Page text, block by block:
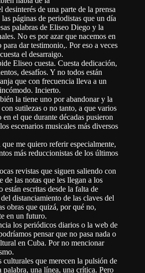
de una parte de la prensa
páginas de periodistas que un día
palabras de Eliseo Diego y la
No es por azar que nacemos en
dar testimonio,. Por eso a veces
el desarraigo.
Eliseo cuesta. Cuesta dedicación,
desafíos. Y no todos están
que con frecuencia lleva a un
Incierto.
la tiene uno por abandonar y la
sutilezas o no tanto, a que varios
el que durante décadas pusieron
escenarios musicales más diversos
me quiero referir especialmente,
más reduccionistas de los últimos
revistas que siguen saliendo con
de las notas que les llegan a los
están escritas desde la falta de
distanciamiento de las claves del
obras que quizá, por qué no,
en un futuro.
los periódicos diarios o la web de
pensar que no pasa nada o
en Cuba. Por no mencionar
culturales que merecen la pulsión de
palabra, una línea, una crítica. Pero